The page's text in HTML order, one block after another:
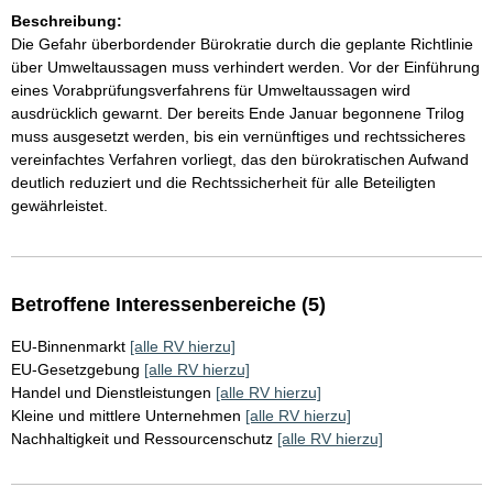
Beschreibung:
Die Gefahr überbordender Bürokratie durch die geplante Richtlinie
über Umweltaussagen muss verhindert werden. Vor der Einführung
eines Vorabprüfungsverfahrens für Umweltaussagen wird
ausdrücklich gewarnt. Der bereits Ende Januar begonnene Trilog
muss ausgesetzt werden, bis ein vernünftiges und rechtssicheres
vereinfachtes Verfahren vorliegt, das den bürokratischen Aufwand
deutlich reduziert und die Rechtssicherheit für alle Beteiligten
gewährleistet.
Betroffene Interessenbereiche (5)
EU-Binnenmarkt [alle RV hierzu]
EU-Gesetzgebung [alle RV hierzu]
Handel und Dienstleistungen [alle RV hierzu]
Kleine und mittlere Unternehmen [alle RV hierzu]
Nachhaltigkeit und Ressourcenschutz [alle RV hierzu]